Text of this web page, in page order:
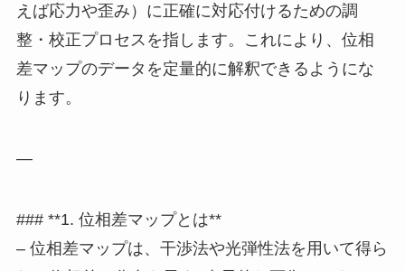
えば応力や歪み）に正確に対応付けるための調
整・校正プロセスを指します。これにより、位相
差マップのデータを定量的に解釈できるようにな
ります。
—
### **1. 位相差マップとは**
– 位相差マップは、干渉法や光弾性法を用いて得ら